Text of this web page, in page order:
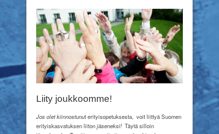
Liity joukkoomme!
Jos olet kiinnostunut erityisopetuksesta, voit liittyä Suomen
erityiskasvatuksen liitonjäseneksi! Täytä silloin